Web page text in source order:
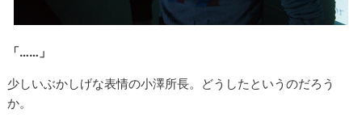
「……」
少しいぶかしげな表情の小澤所長。どうしたというのだろう
か。